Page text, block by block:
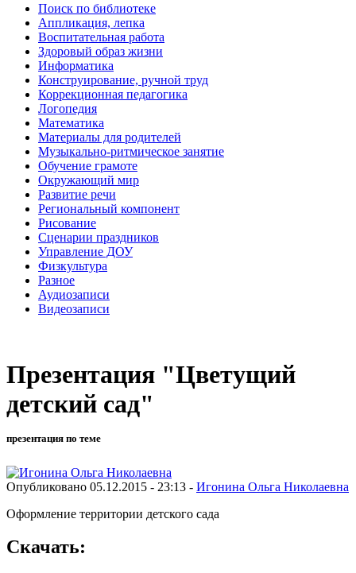
Поиск по библиотеке
Аппликация, лепка
Воспитательная работа
Здоровый образ жизни
Информатика
Конструирование, ручной труд
Коррекционная педагогика
Логопедия
Математика
Материалы для родителей
Музыкально-ритмическое занятие
Обучение грамоте
Окружающий мир
Развитие речи
Региональный компонент
Рисование
Сценарии праздников
Управление ДОУ
Физкультура
Разное
Аудиозаписи
Видеозаписи
Презентация "Цветущий
детский сад"
презентация по теме
Опубликовано 05.12.2015 - 23:13 - Игонина Ольга Николаевна
Оформление территории детского сада
Скачать: